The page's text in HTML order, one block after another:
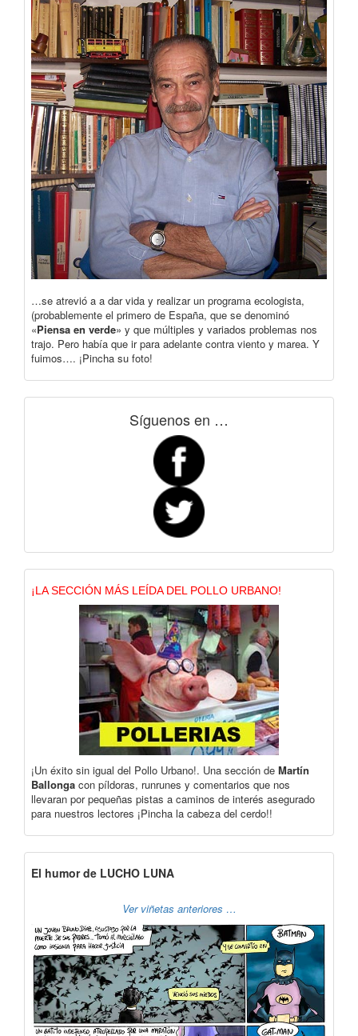
…se atrevió a a dar vida y realizar un programa ecologista,
(probablemente el primero de España, que se denominó
«Piensa en verde» y que múltiples y variados problemas nos
trajo. Pero había que ir para adelante contra viento y marea. Y
fuimos…. ¡Pincha su foto!
Síguenos en …
¡LA SECCIÓN MÁS LEÍDA DEL POLLO URBANO!
¡Un éxito sin igual del Pollo Urbano!. Una sección de Martín
Ballonga con píldoras, runrunes y comentarios que nos
llevaran por pequeñas pistas a caminos de interés asegurado
para nuestros lectores ¡Pincha la cabeza del cerdo!!
El humor de LUCHO LUNA
Ver viñetas anteriores …